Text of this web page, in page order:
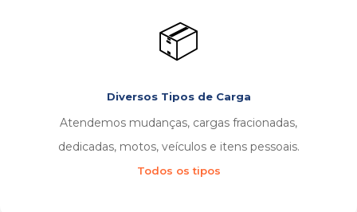
📦
Diversos Tipos de Carga
Atendemos mudanças, cargas fracionadas,
dedicadas, motos, veículos e itens pessoais.
Todos os tipos